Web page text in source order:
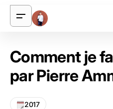
Comment je
par Pierre
2017